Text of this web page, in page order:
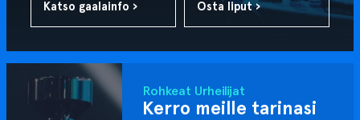
Katso gaalainfo › Osta liput ›
Rohkeat Urheilijat
Kerro meille tarinasi